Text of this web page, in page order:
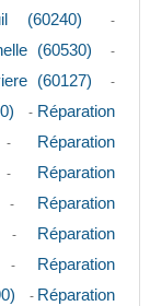
(60240)
-
(60530) -
(60127) -
- Réparation
Réparation
Réparation
Réparation
-
Réparation
Réparation
- Réparation